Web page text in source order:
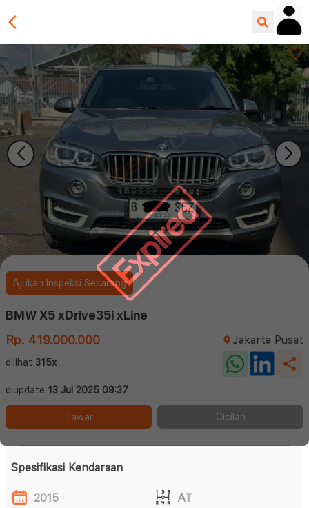
Expired
Ajukan Inspeksi Sekarang
BMW X5 xDrive35i xLine
Rp. 419.000.000
Jakarta Pusat
dilihat 315x
diupdate 13 Jul 2025 09:37
Tawar Cicilan
Spesifikasi Kendaraan
2015
AT